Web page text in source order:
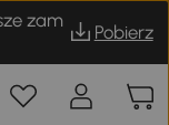
zam
Pobierz